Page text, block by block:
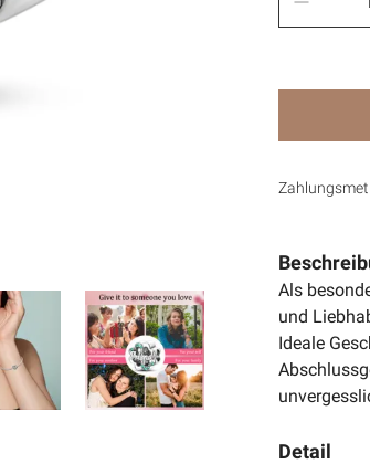
Als
und
Ideale
Detail